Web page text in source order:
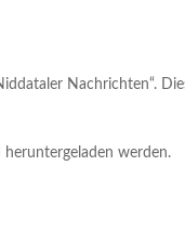
Nachrichten“.
werden.